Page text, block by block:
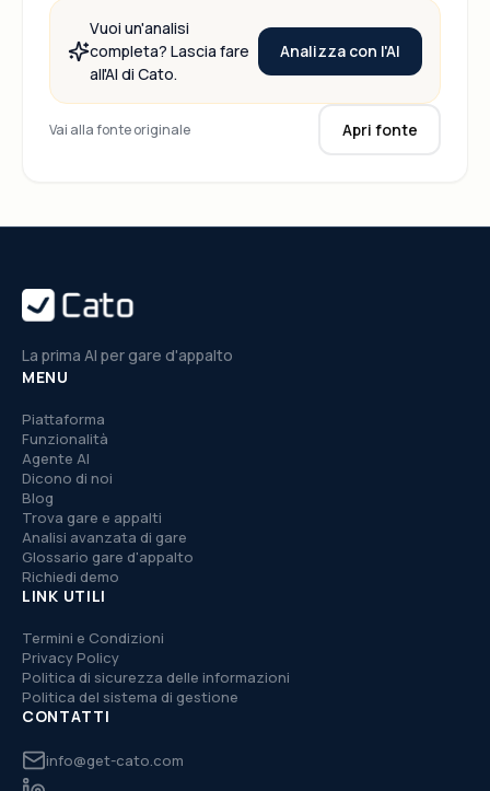
Vuoi un'analisi
completa? Lascia fare
all'AI di Cato.
Analizza con l'AI
Vai alla fonte originale Apri fonte
La prima AI per gare d'appalto
MENU
Piattaforma
Funzionalità
Agente AI
Dicono di noi
Blog
Trova gare e appalti
Analisi avanzata di gare
Glossario gare d'appalto
Richiedi demo
LINK UTILI
Termini e Condizioni
Privacy Policy
Politica di sicurezza delle informazioni
Politica del sistema di gestione
CONTATTI
info@get-cato.com